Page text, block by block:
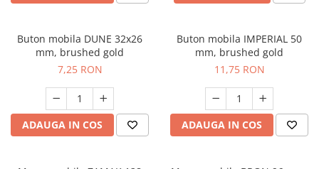
Buton mobila DUNE 32x26
mm, brushed gold
7,25 RON
ADAUGA IN COS
Buton mobila IMPERIAL 50
mm, brushed gold
11,75 RON
ADAUGA IN COS